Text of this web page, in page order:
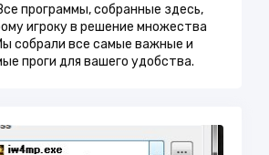
программы, собранные здесь,
игроку в решение множества
собрали все самые важные и
проги для вашего удобства.